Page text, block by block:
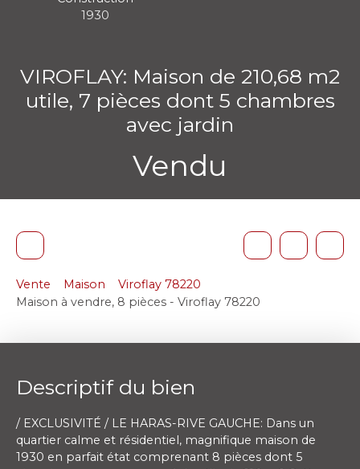
1930
VIROFLAY: Maison de 210,68 m2
utile, 7 pièces dont 5 chambres
avec jardin
Vendu
Vente Maison
Viroflay 78220
Maison à vendre, 8 pièces - Viroflay 78220
Descriptif du bien
/ EXCLUSIVITÉ / LE HARAS-RIVE GAUCHE: Dans un
quartier calme et résidentiel, magnifique maison de
1930 en parfait état comprenant 8 pièces dont 5